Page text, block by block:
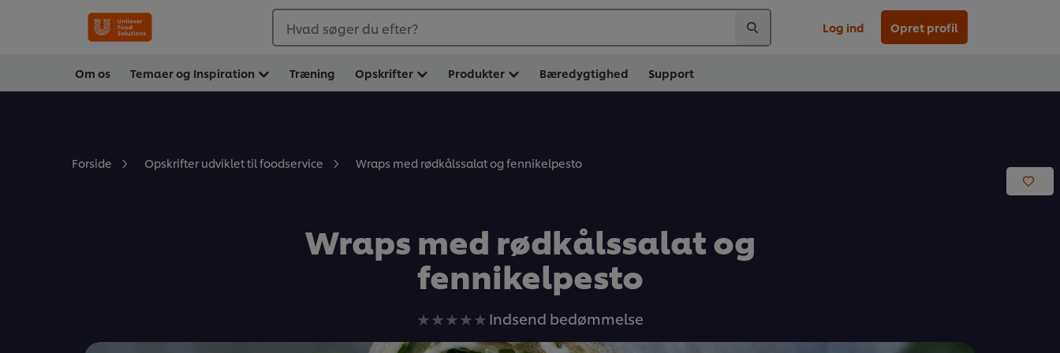
Hvad søger du efter? Log ind Opret profil
Om os Temaer og Inspiration Træning Opskrifter Produkter Bæredygtighed Support
Forside Opskrifter udviklet til foodservice Wraps med rødkålssalat og fennikelpesto
Wraps med rødkålssalat og
fennikelpesto
Ingen
bedømmelser
Indsend bedømmelse